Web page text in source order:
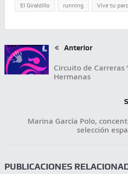
El Giraldillo running Vive tu
Anterior
Circuito de Carreras
Hermanas
Marina García Polo,
selección
PUBLICACIONES